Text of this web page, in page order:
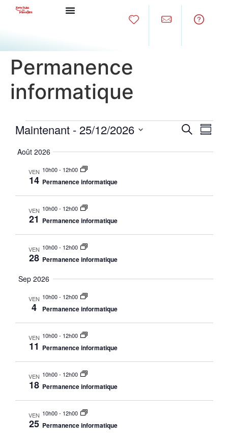
Permanence
informatique
et
Recherche
Maintenant - 25/12/2026
la
date
Août 2026
VEN
14
10h00- 12h00
Permanence informatique
VEN
21
10h00- 12h00
Permanence informatique
VEN
28
10h00- 12h00
Permanence informatique
Sep 2026
VEN
4
10h00- 12h00
Permanence informatique
VEN
11
10h00- 12h00
Permanence informatique
VEN
18
10h00- 12h00
Permanence informatique
VEN
25
10h00- 12h00
Permanence informatique